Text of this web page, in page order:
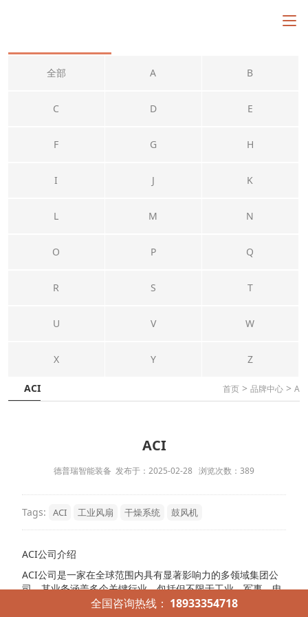
全部 A B
C D E
F G H
I J K
L M N
O P Q
R S T
U V W
X Y Z
ACI 首页 > 品牌中心 > A
ACI
德普瑞智能装备 发布于：2025-02-28 浏览次数：389
Tags: ACI 工业风扇 干燥系统 鼓风机
ACI公司介绍
ACI公司是一家在全球范围内具有显著影响力的多领域集团公
司，其业务涵盖多个关键行业，包括但不限于工业、军事、电
子对抗、楼宇自控以及暖通空调节器系统等。以下是对ACI公
全国咨询热线： 18933354718